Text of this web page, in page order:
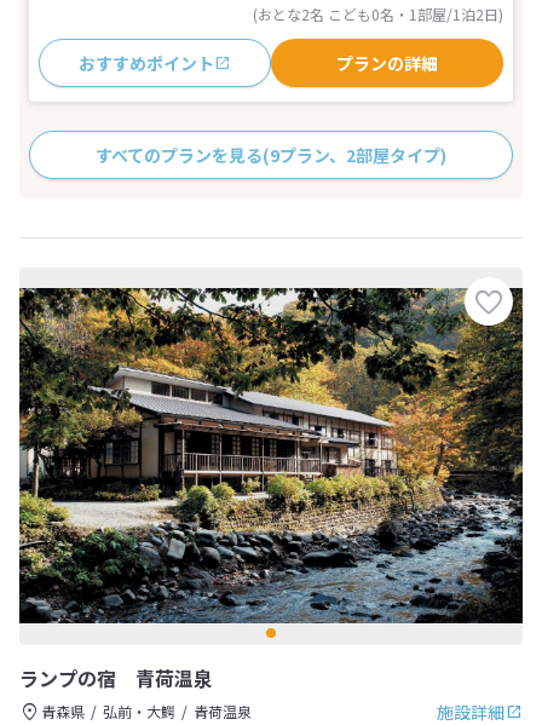
(おとな2名 こども0名・1部屋/1泊2日)
おすすめポイント プランの詳細
すべてのプランを見る(9プラン、2部屋タイプ)
ランプの宿 青荷温泉
施設詳細
青森県 弘前・大鰐
青荷温泉